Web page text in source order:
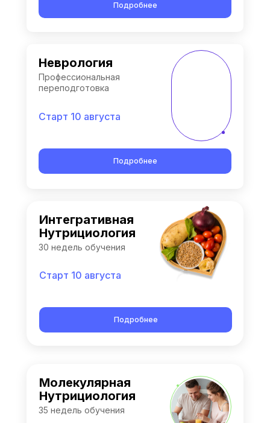
Интегративная
Нутрициология
Старт 10 августа
Подробнее
30 недель обучения
Подробнее
Неврология
Старт 10 августа
Подробнее
Профессиональная
переподготовка
Молекулярная
Нутрициология
35 недель обучения